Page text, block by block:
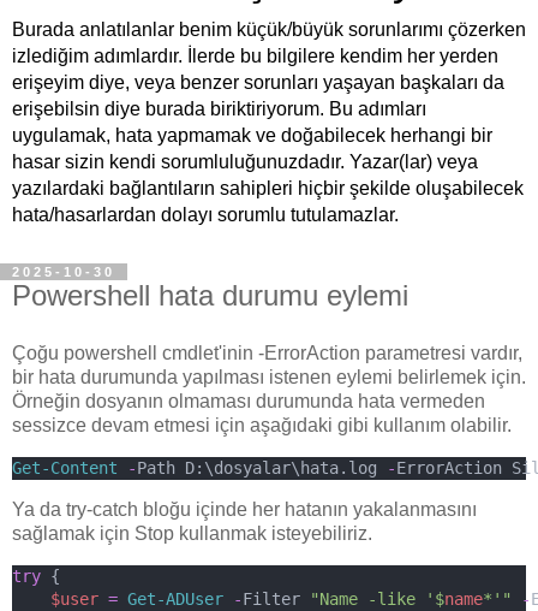
Burada anlatılanlar benim küçük/büyük sorunlarımı çözerken
izlediğim adımlardır. İlerde bu bilgilere kendim her yerden
erişeyim diye, veya benzer sorunları yaşayan başkaları da
erişebilsin diye burada biriktiriyorum. Bu adımları
uygulamak, hata yapmamak ve doğabilecek herhangi bir
hasar sizin kendi sorumluluğunuzdadır. Yazar(lar) veya
yazılardaki bağlantıların sahipleri hiçbir şekilde oluşabilecek
hata/hasarlardan dolayı sorumlu tutulamazlar.
2025-10-30
Powershell hata durumu eylemi
Çoğu powershell cmdlet'inin -ErrorAction parametresi vardır,
bir hata durumunda yapılması istenen eylemi belirlemek için.
Örneğin dosyanın olmaması durumunda hata vermeden
sessizce devam etmesi için aşağıdaki gibi kullanım olabilir.
Get-Content -Path D:\dosyalar\hata.log -ErrorAction
Ya da try-catch bloğu içinde her hatanın yakalanmasını
sağlamak için Stop kullanmak isteyebiliriz.
try {
$user = Get-ADUser -Filter "Name -like '$name*'" -